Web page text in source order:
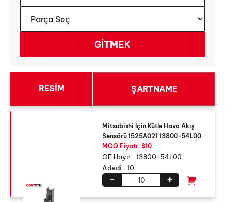
RESIM ŞARTNAME
Mitsubishi Için Kütle Hava Akış
Sensörü 1525A021 13800-54L00
MOQ Fiyatı: $10
OE Hayır : 13800-54L00
Adedi : 10
+
-